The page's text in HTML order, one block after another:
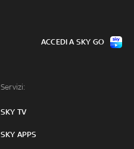
Servizi:
SKY TV
SKY APPS
ACCEDI A SKY GO